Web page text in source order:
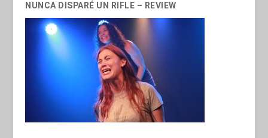
NUNCA DISPARÉ UN RIFLE – REVIEW